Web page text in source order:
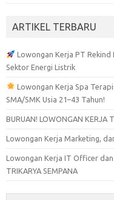
ARTIKEL TERBARU
Lowongan Kerja PT Rekind
Sektor Energi Listrik
Lowongan Kerja Spa
SMA/SMK Usia 21–43 Tahun!
BURUAN! LOWONGAN KERJA
Lowongan Kerja Marketing,
Lowongan Kerja IT Officer dan
TRIKARYA SEMPANA